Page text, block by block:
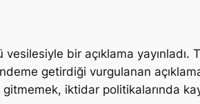
vesilesiyle bir açıklama
getirdiği vurgulanan
iktidar politikalarında